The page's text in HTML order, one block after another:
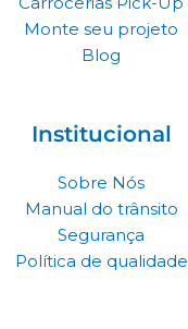
m
Monte seu projeto
Blog
Institucional
Sobre Nós
Manual do trânsito
Segurança
Política de qualidade